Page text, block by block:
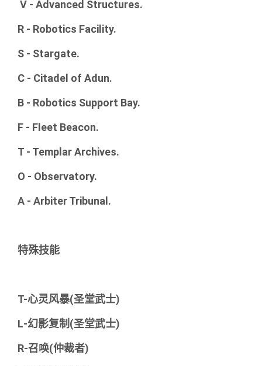
V - Advanced Structures.
R - Robotics Facility.
S - Stargate.
C - Citadel of Adun.
B - Robotics Support Bay.
F - Fleet Beacon.
T - Templar Archives.
O - Observatory.
A - Arbiter Tribunal.
特殊技能
T-心灵风暴(圣堂武士)
L-幻影复制(圣堂武士)
R-召唤(仲裁者)